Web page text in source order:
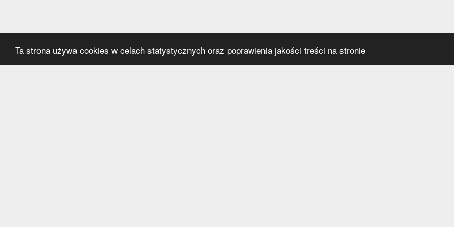
Ta strona używa cookies w celach statystycznych oraz poprawienia jakości treści na stronie